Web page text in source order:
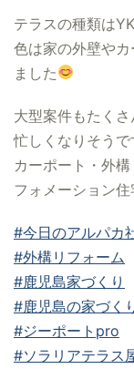
テラスの種類は
色は家の外壁や
ました
大型案件もたく
忙しくなりそうで
カーポート・外
フォメーション
#今日のアルパカ
#外構リフォーム
#鹿児島家づくり
#鹿児島の家づく
#ジーポートpro
#ソラリアテラス